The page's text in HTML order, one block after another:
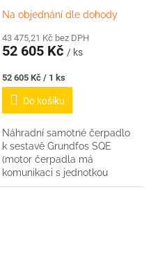
Na objednání dle dohody
43 475,21 Kč bez DPH
52 605 Kč / ks
Měrná
cena:
52 605 Kč / 1 ks
Do košíku
Náhradní samotné čerpadlo
k sestavě Grundfos SQE
(motor čerpadla má
komunikaci s jednotkou
CU301) Délka kabelu 1m.